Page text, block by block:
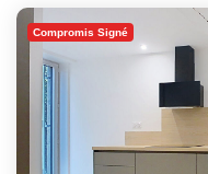
Compromis Signé